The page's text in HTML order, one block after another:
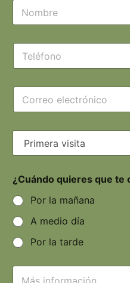
¿Cuándo quieres que te
Por la mañana
A medio día
Por la tarde